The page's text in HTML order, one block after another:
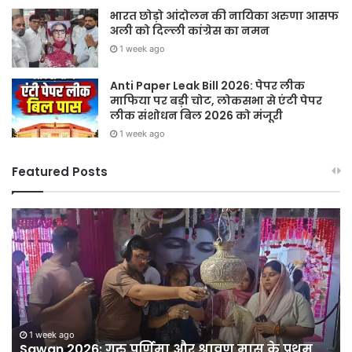
भारत छोड़ो आंदोलन की नायिका अरुणा आसफ
अली को दिल्ली कांग्रेस का नमन
1 week ago
Anti Paper Leak Bill 2026: पेपर लीक
माफिया पर बड़ी चोट, लोकसभा से एंटी पेपर
लीक संशोधन बिल 2026 को मंजूरी
1 week ago
Featured Posts
Sawan
2026:
गुरु
पूर्णिमा
और
श्रावण
मास
के
प्रथम
1 week ago
हर